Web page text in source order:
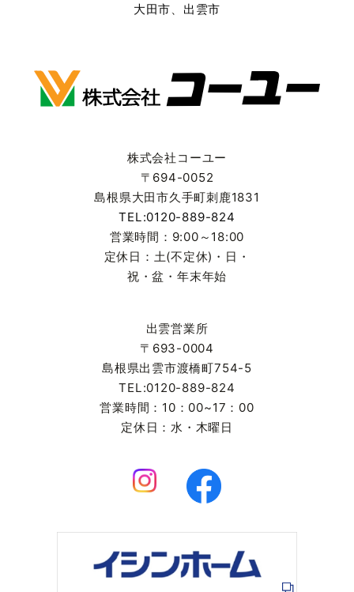
大田市、 出雲市
株式会社コーユー
〒694-0052
島根県大田市久手町刺鹿1831
TEL:0120-889-824
営業時間：9:00～18:00
定休日：土(不定休)・日・
祝・盆・年末年始
出雲営業所
〒693-0004
島根県出雲市渡橋町754-5
TEL:0120-889-824
営業時間：10：00~17：00
定休日：水・木曜日